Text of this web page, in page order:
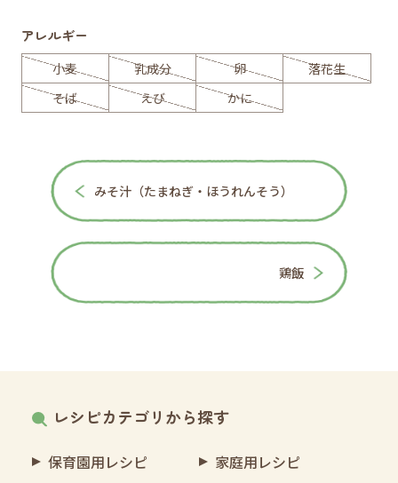
アレルギー
小麦 乳成分 卵
落花生
そば
えび かに
みそ汁（たまねぎ・ほうれんそう）
鶏飯
レシピカテゴリから探す
保育園用レシピ
家庭用レシピ